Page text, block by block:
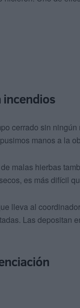
incendios
cerrado sin
manos a la
malas hierbas
es más difícil
lleva al
Las depositan